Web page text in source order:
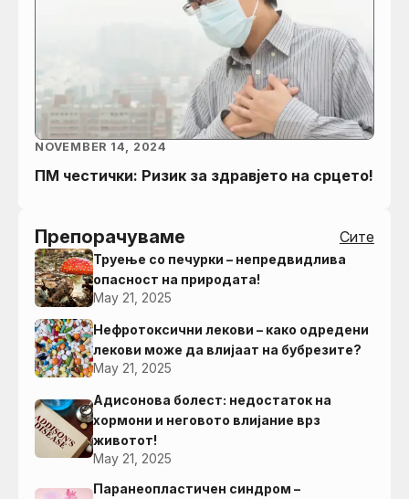
ПМ честички: Ризик за здравјето на срцето!
NOVEMBER 14, 2024
Препорачуваме Сите
Труење со печурки – непредвидлива
опасност на природата!
May 21, 2025
Нефротоксични лекови – како одредени
лекови може да влијаат на бубрезите?
May 21, 2025
Адисонова болест: недостаток на
хормони и неговото влијание врз
животот!
May 21, 2025
Паранеопластичен синдром –